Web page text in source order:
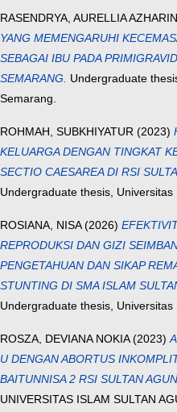
RASENDRYA, AURELLIA
YANG MEMENGARUHI
SEBAGAI IBU PADA
SEMARANG. Undergraduate
Semarang.
ROHMAH, SUBKHIYATUR (2023)
KELUARGA DENGAN TINGKAT
SECTIO CAESAREA DI RSI
Undergraduate thesis,
ROSIANA, NISA(2026)
REPRODUKSI DAN GIZI
PENGETAHUAN DAN SIKAP
STUNTING DI SMA ISLAM
Undergraduate thesis, Universitas
ROSZA, DEVIANA NOKIA(2023)
U DENGAN ABORTUS
BAITUNNISA 2 RSI SULTAN
UNIVERSITAS ISLAM SULTAN